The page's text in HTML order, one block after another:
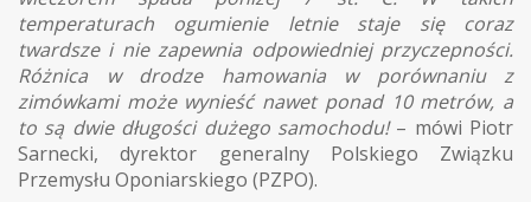
temperaturach ogumienie letnie staje się coraz
twardsze i nie zapewnia odpowiedniej przyczepności.
Różnica w drodze hamowania w porównaniu z
zimówkami może wynieść nawet ponad 10 metrów, a
to są dwie długości dużego samochodu! – mówi Piotr
Sarnecki, dyrektor generalny Polskiego Związku
Przemysłu Oponiarskiego (PZPO).